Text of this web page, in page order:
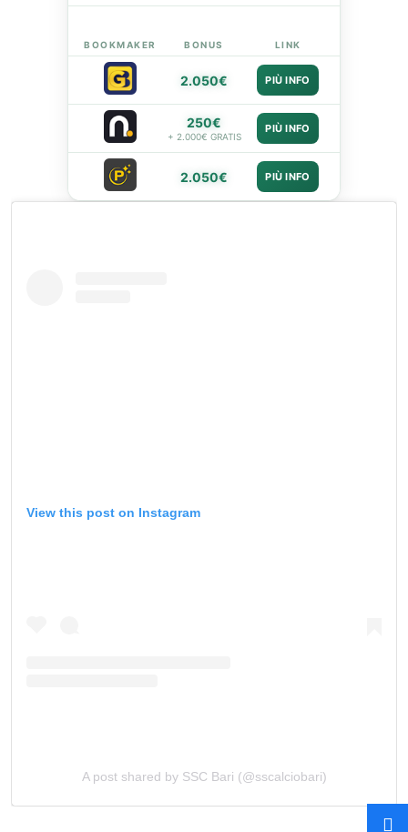
BOOKMAKER BONUS LINK
2.050€ PIÙ INFO
250€
+ 2.000€ GRATIS
PIÙ INFO
2.050€ PIÙ INFO
View this post on Instagram
A post shared by SSC Bari (@sscalciobari)